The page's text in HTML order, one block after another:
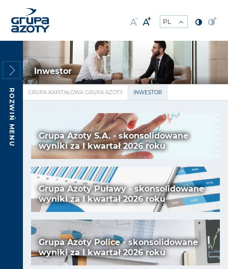
ROZWIŃ MENU
Inwestor
GRUPA KAPITAŁOWA GRUPA AZOTY INWESTOR
Grupa Azoty S.A. - skonsolidowane
wyniki za I kwartał 2026 roku
Grupa Azoty Puławy - skonsolidowane
wyniki za I kwartał 2026 roku
Grupa Azoty Police - skonsolidowane
wyniki za I kwartał 2026 roku